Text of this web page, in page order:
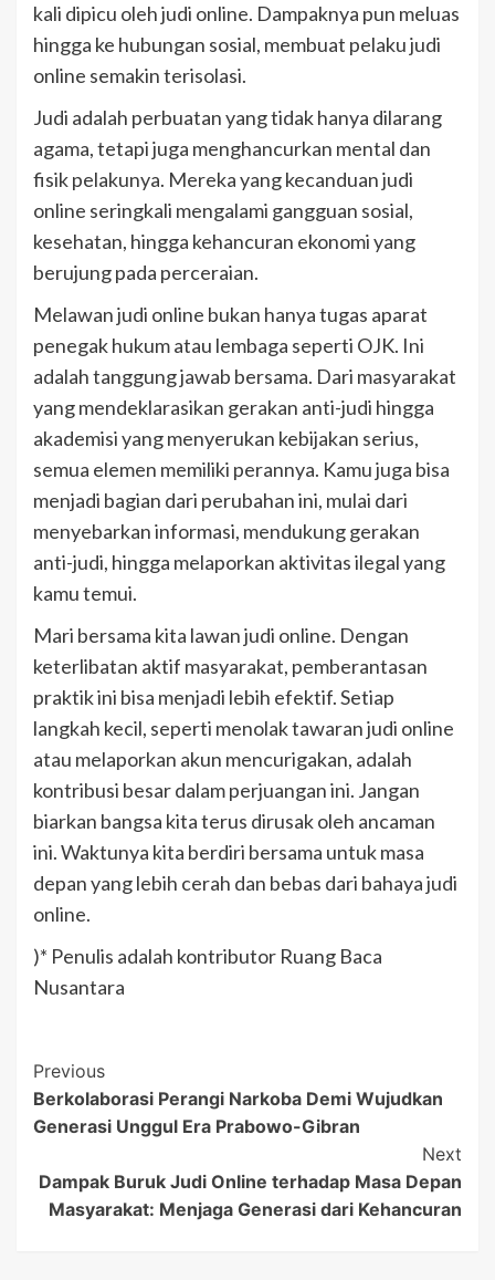
kali dipicu oleh judi online. Dampaknya pun meluas
hingga ke hubungan sosial, membuat pelaku judi
online semakin terisolasi.
Judi adalah perbuatan yang tidak hanya dilarang
agama, tetapi juga menghancurkan mental dan
fisik pelakunya. Mereka yang kecanduan judi
online seringkali mengalami gangguan sosial,
kesehatan, hingga kehancuran ekonomi yang
berujung pada perceraian.
Melawan judi online bukan hanya tugas aparat
penegak hukum atau lembaga seperti OJK. Ini
adalah tanggung jawab bersama. Dari masyarakat
yang mendeklarasikan gerakan anti-judi hingga
akademisi yang menyerukan kebijakan serius,
semua elemen memiliki perannya. Kamu juga bisa
menjadi bagian dari perubahan ini, mulai dari
menyebarkan informasi, mendukung gerakan
anti-judi, hingga melaporkan aktivitas ilegal yang
kamu temui.
Mari bersama kita lawan judi online. Dengan
keterlibatan aktif masyarakat, pemberantasan
praktik ini bisa menjadi lebih efektif. Setiap
langkah kecil, seperti menolak tawaran judi online
atau melaporkan akun mencurigakan, adalah
kontribusi besar dalam perjuangan ini. Jangan
biarkan bangsa kita terus dirusak oleh ancaman
ini. Waktunya kita berdiri bersama untuk masa
depan yang lebih cerah dan bebas dari bahaya judi
online.
)* Penulis adalah kontributor Ruang Baca
Nusantara
Post
Navigation
Previous
Berkolaborasi Perangi Narkoba Demi Wujudkan
Generasi Unggul Era Prabowo-Gibran
Next
Dampak Buruk Judi Online terhadap Masa Depan
Masyarakat: Menjaga Generasi dari Kehancuran